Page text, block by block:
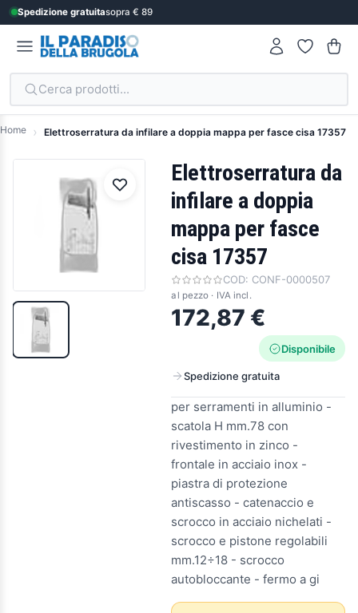
Spedizione gratuitasopra € 89
Cerca prodotti...
Home Elettroserratura da infilare a doppia mappa per fasce cisa 17357
Elettroserratura da
infilare a doppia
mappa per fasce
cisa 17357
COD: CONF-0000507
al pezzo · IVA incl.
172,87 €
Disponibile
Spedizione gratuita
per serramenti in alluminio -
scatola H mm.78 con
rivestimento in zinco -
frontale in acciaio inox -
piastra di protezione
antiscasso - catenaccio e
scrocco in acciaio nichelati -
scrocco e pistone regolabili
mm.12÷18 - scrocco
autobloccante - fermo a gi